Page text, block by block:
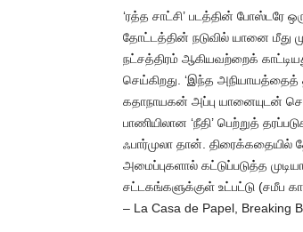
‘ரத்த சாட்சி’ படத்தின் போஸ்டரே
தோட்டத்தின் நடுவில் யானை மீது
நட்சத்திரம் ஆகியவற்றைக்
செய்கிறது. ‘இந்த அநியாயத்தைத்
கதாநாயகன் அப்பு யானையுடன்
பாணியிலான ‘நீதி’ பெற்றுத்
ஃபார்முலா தான். திரைக்கதையில்
அமைப்புகளால் கட்டுப்படுத்த
சட்டகங்களுக்குள் உட்பட்டு (சமீப
– La Casa de Papel, Breaking